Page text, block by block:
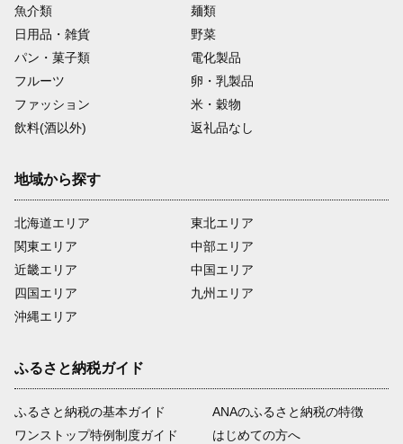
魚介類
麺類
日用品・雑貨
野菜
パン・菓子類
電化製品
フルーツ
卵・乳製品
ファッション
米・穀物
飲料(酒以外)
返礼品なし
地域から探す
北海道エリア
関東エリア
近畿エリア
四国エリア
沖縄エリア
東北エリア
中部エリア
中国エリア
九州エリア
ふるさと納税ガイド
ふるさと納税の基本ガイド
ワンストップ特例制度ガイド
ANAのふるさと納税の特徴
はじめての方へ